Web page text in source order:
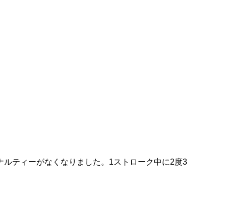
ティーがなくなりました。1ストローク中に2度3